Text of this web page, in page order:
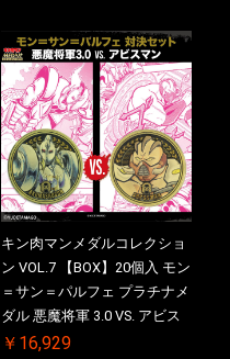
【二次受注分】2026/10/30 一
斉出荷予定
キン肉マンメダルコレクショ
ン VOL.7 【BOX】20個入 モン
＝サン＝パルフェ プラチナメ
ダル 悪魔将軍 3.0 VS. アビス
マン【初回購入特典 】
￥16,929